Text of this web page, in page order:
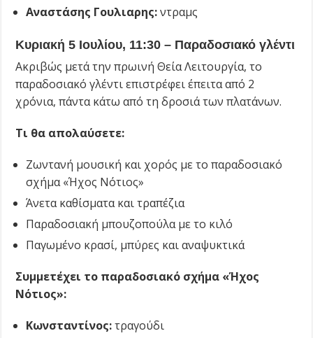
Αναστάσης Γουλιαρης:ντραμς
Κυριακή 5 Ιουλίου, 11:30 – Παραδοσιακό γλέντι
Ακριβώς μετά την πρωινή Θεία Λειτουργία, το
παραδοσιακό γλέντι επιστρέφει έπειτα από 2
χρόνια, πάντα κάτω από τη δροσιά των πλατάνων.
Τι θα απολαύσετε:
Ζωντανή μουσική και χορός με το παραδοσιακό
σχήμα «Ήχος Νότιος»
Άνετα καθίσματα και τραπέζια
Παραδοσιακή μπουζοπούλα με το κιλό
Παγωμένο κρασί, μπύρες και αναψυκτικά
Συμμετέχει το παραδοσιακό σχήμα «Ήχος
Νότιος»:
Κωνσταντίνος:τραγούδι